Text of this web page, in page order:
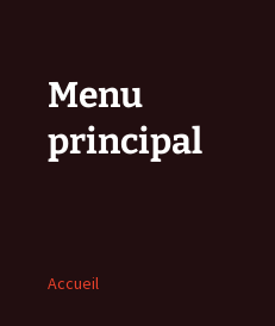
Menu
principal
Accueil